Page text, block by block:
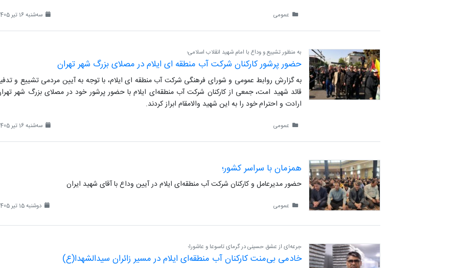
عمومی سه‌شنبه 16 تیر 1405
به منظور تشییع و وداع با امام شهید انقلاب اسلامی؛
حضور پرشور کارکنان شرکت آب منطقه ای ایلام در مصلای بزرگ شهر تهران
به گزارش روابط عمومی و شورای فرهنگی شرکت آب منطقه ای ایلام، با توجه به آیین مردمی تشییع و
قائد شهید امت، جمعی از کارکنان شرکت آب منطقه‌ای ایلام با حضور پرشور خود در مصلای بزرگ شهر
ارادت و احترام خود را به این شهید والامقام ابراز کردند.
عمومی سه‌شنبه 16 تیر 1405
همزمان با سراسر کشور؛
حضور مدیرعامل و کارکنان شرکت آب منطقه‌ای ایلام در آیین وداع با آقای شهید ایران
عمومی دوشنبه 15 تیر 1405
جرعه‌ای از عشق حسینی در گرمای تاسوعا و عاشورا؛
خادمی بی‌منت کارکنان آب منطقه‌ای ایلام در مسیر زائران سیدالشهدا(ع)